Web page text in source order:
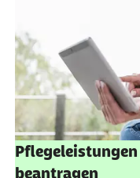
Geschützter
beantragen